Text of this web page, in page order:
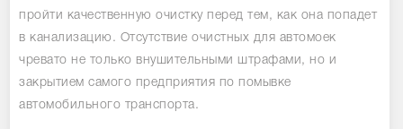
пройти качественную очистку перед тем, как она попадет
в канализацию. Отсутствие очистных для автомоек
чревато не только внушительными штрафами, но и
закрытием самого предприятия по помывке
автомобильного транспорта.